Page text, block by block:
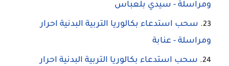
ومراسلة - سيدي بلعباس
سحب استدعاء بكالوريا التربية البدنية احرار
ومراسلة - عنابة
سحب استدعاء بكالوريا التربية البدنية احرار